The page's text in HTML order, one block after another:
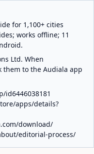
for 1,100+ cities
works offline; 11
Ltd. When
them to the Audiala app
id6446038181
apps/details?
download/
editorial-process/